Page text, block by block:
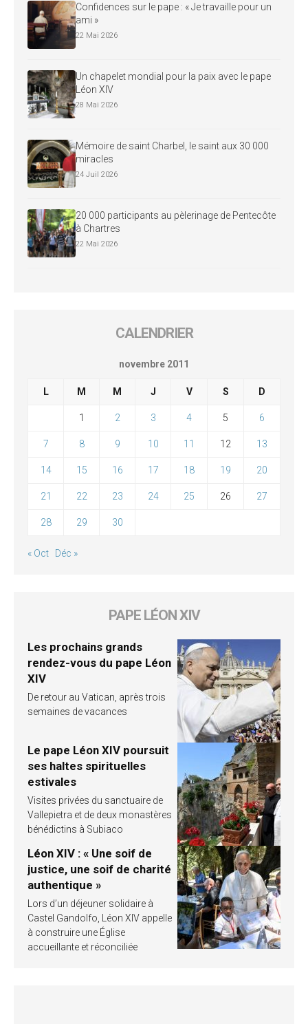
Confidences sur le pape : « Je travaille pour un
ami »
22 Mai 2026
Un chapelet mondial pour la paix avec le pape
Léon XIV
28 Mai 2026
Mémoire de saint Charbel, le saint aux 30 000
miracles
24 Juil 2026
20 000 participants au pèlerinage de Pentecôte
à Chartres
22 Mai 2026
CALENDRIER
novembre 2011
L M M J V S D
1 2 3 4 5 6
7 8 9 10 11 12 13
14 15 16 17 18 19 20
21 22 23 24 25 26 27
28 29 30
« Oct Déc »
PAPE LÉON XIV
Les prochains grands
rendez-vous du pape Léon
XIV
De retour au Vatican, après trois
semaines de vacances
Le pape Léon XIV poursuit
ses haltes spirituelles
estivales
Visites privées du sanctuaire de
Vallepietra et de deux monastères
bénédictins à Subiaco
Léon XIV : « Une soif de
justice, une soif de charité
authentique »
Lors d’un déjeuner solidaire à
Castel Gandolfo, Léon XIV appelle
à construire une Église
accueillante et réconciliée